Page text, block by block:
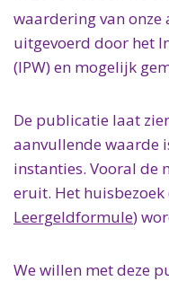
waardering van onze
uitgevoerd door het
(IPW) en mogelijk
De publicatie laat
aanvullende waarde
instanties. Vooral de
eruit. Het huisbezoek
Leergeldformule)
We willen met deze